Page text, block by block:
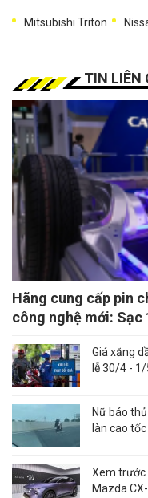
Mitsubishi Triton
TIN LIÊN
Hãng cung cấp pin
công nghệ mới: Sạc
Giá xăng
lễ 30/4 - 1/
Nữ báo
làn cao
Xem trước
Mazda